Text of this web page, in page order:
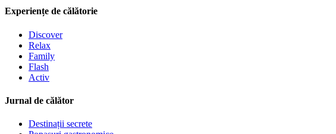
Experiențe de călătorie
Discover
Relax
Family
Flash
Activ
Jurnal de călător
Destinații secrete